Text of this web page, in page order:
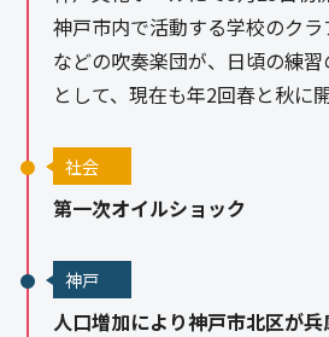
神戸市内で活動する学校のク
などの吹奏楽団が、日頃の練
として、現在も年2回春と秋に
社会
第一次オイルショック
神戸
人口増加により神戸市北区が